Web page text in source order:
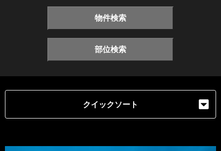
物件検索
部位検索
クイックソート